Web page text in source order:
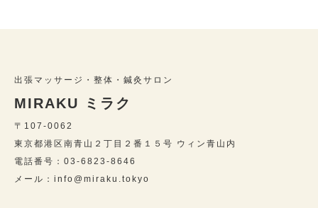
出張マッサージ・整体・鍼灸サロン
MIRAKU ミラク
〒107-0062
東京都港区南青山２丁目２番１５号 ウィン青山内
電話番号：03-6823-8646
メール：info@miraku.tokyo